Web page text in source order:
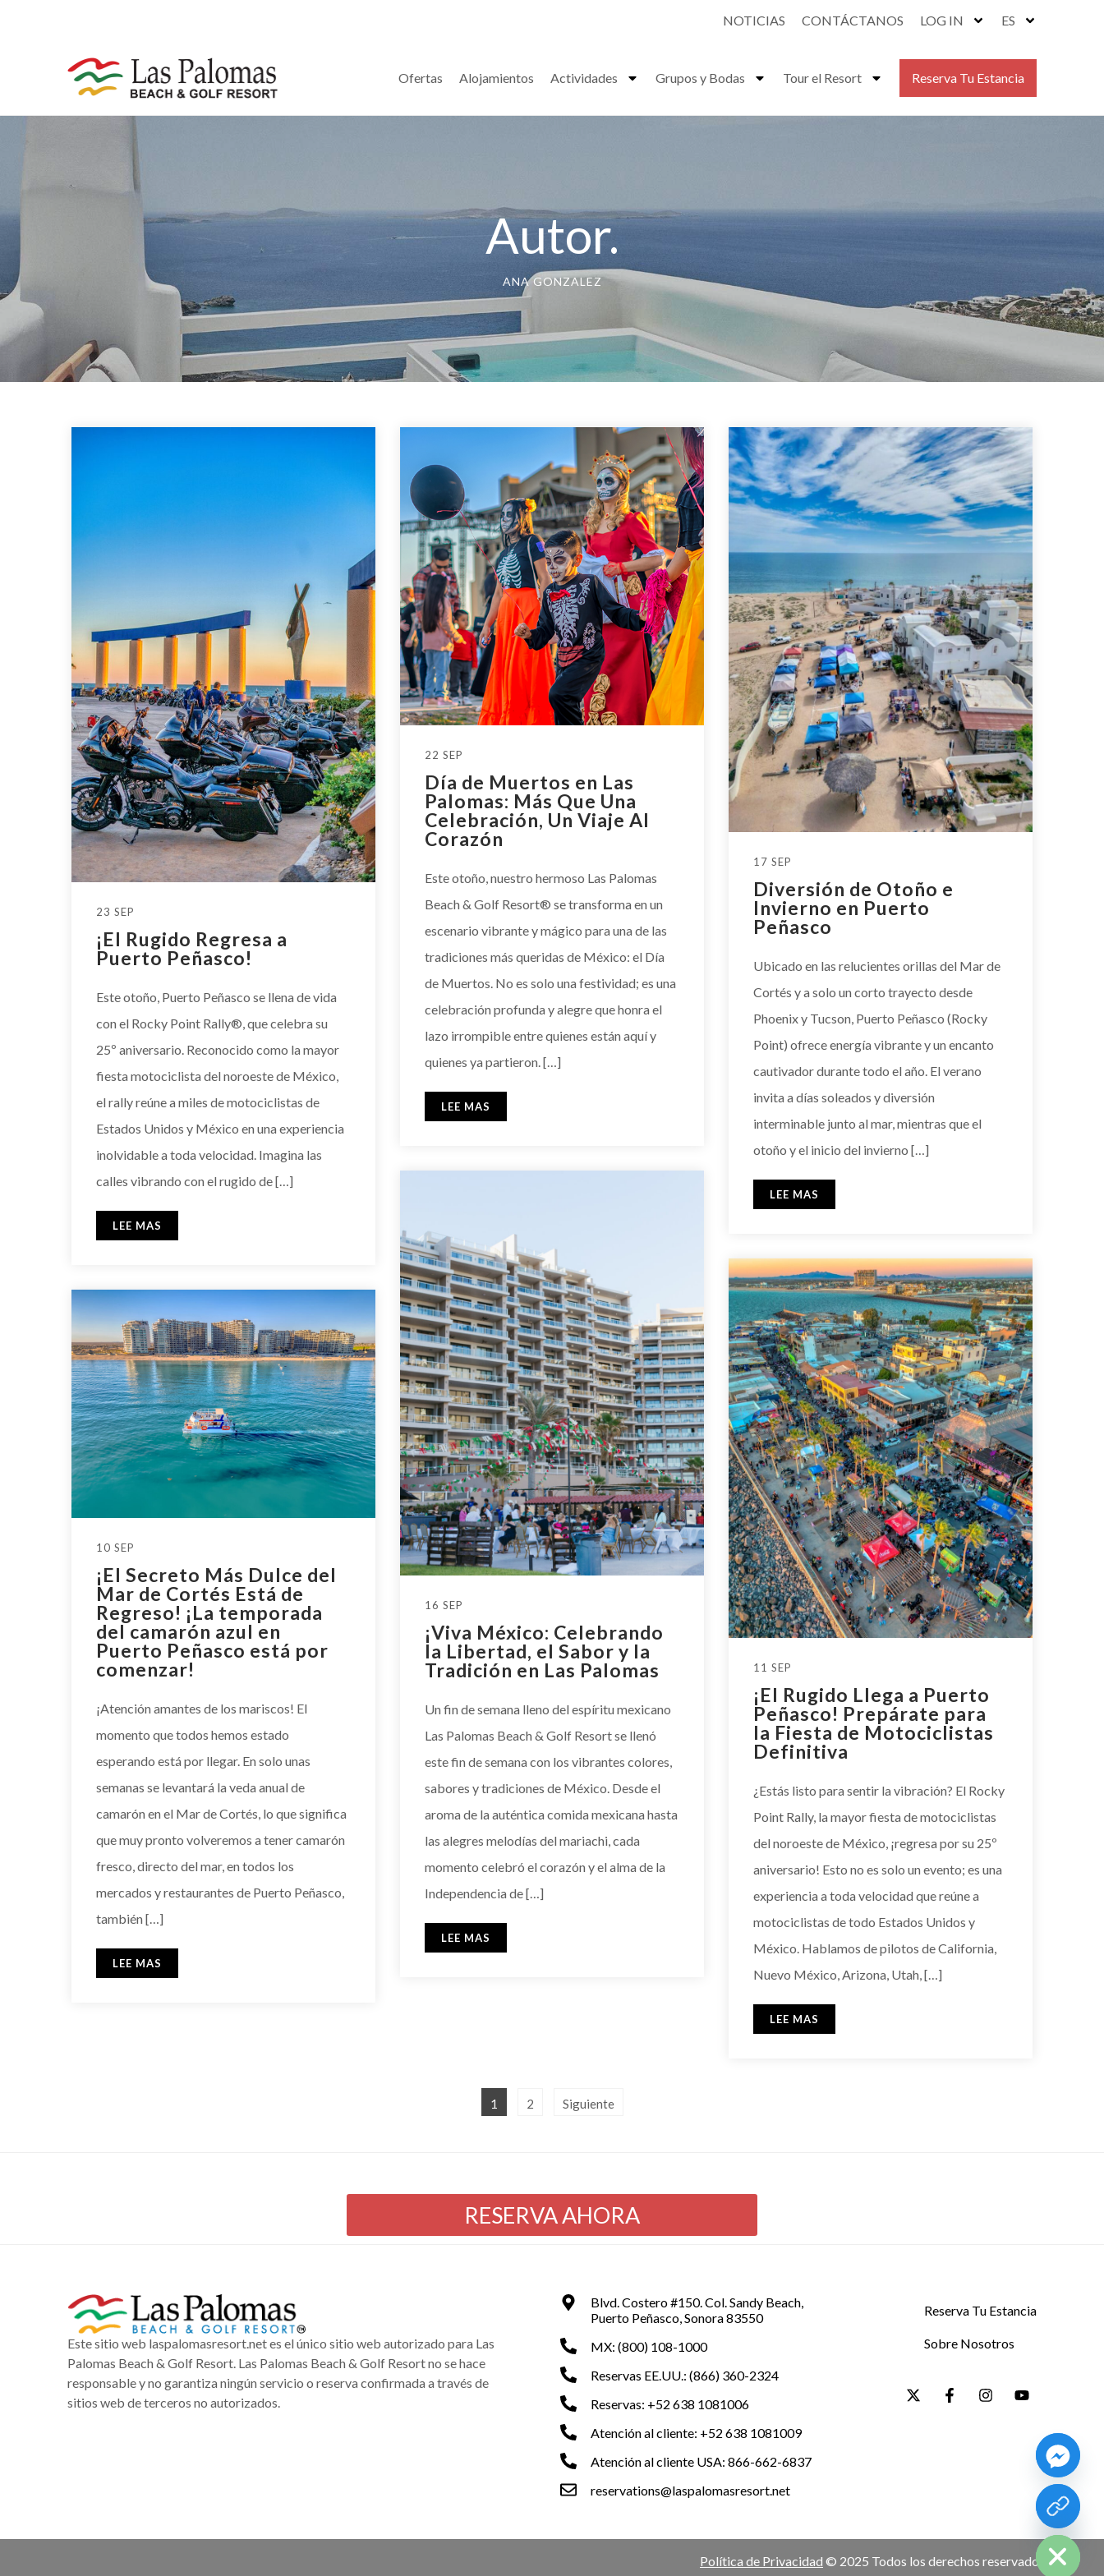
NOTICIAS CONTÁCTANOS LOG IN ES
Ofertas Alojamientos Actividades Grupos y Bodas Tour el Resort Reserva Tu Estancia
Autor.
ANA GONZALEZ
23 SEP
¡El Rugido Regresa a
Puerto Peñasco!
Este otoño, Puerto Peñasco se llena de vida
con el Rocky Point Rally®, que celebra su
25º aniversario. Reconocido como la mayor
fiesta motociclista del noroeste de México,
el rally reúne a miles de motociclistas de
Estados Unidos y México en una experiencia
inolvidable a toda velocidad. Imagina las
calles vibrando con el rugido de […]
LEE MAS
22 SEP
Día de Muertos en Las
Palomas: Más Que Una
Celebración, Un Viaje Al
Corazón
Este otoño, nuestro hermoso Las Palomas
Beach & Golf Resort® se transforma en un
escenario vibrante y mágico para una de las
tradiciones más queridas de México: el Día
de Muertos. No es solo una festividad; es una
celebración profunda y alegre que honra el
lazo irrompible entre quienes están aquí y
quienes ya partieron. […]
LEE MAS
17 SEP
Diversión de Otoño e
Invierno en Puerto
Peñasco
Ubicado en las relucientes orillas del Mar de
Cortés y a solo un corto trayecto desde
Phoenix y Tucson, Puerto Peñasco (Rocky
Point) ofrece energía vibrante y un encanto
cautivador durante todo el año. El verano
invita a días soleados y diversión
interminable junto al mar, mientras que el
otoño y el inicio del invierno […]
LEE MAS
16 SEP
¡Viva México: Celebrando
la Libertad, el Sabor y la
Tradición en Las Palomas
Un fin de semana lleno del espíritu mexicano
Las Palomas Beach & Golf Resort se llenó
este fin de semana con los vibrantes colores,
sabores y tradiciones de México. Desde el
aroma de la auténtica comida mexicana hasta
las alegres melodías del mariachi, cada
momento celebró el corazón y el alma de la
Independencia de […]
LEE MAS
11 SEP
¡El Rugido Llega a Puerto
Peñasco! Prepárate para
la Fiesta de Motociclistas
Definitiva
¿Estás listo para sentir la vibración? El Rocky
Point Rally, la mayor fiesta de motociclistas
del noroeste de México, ¡regresa por su 25º
aniversario! Esto no es solo un evento; es una
experiencia a toda velocidad que reúne a
motociclistas de todo Estados Unidos y
México. Hablamos de pilotos de California,
Nuevo México, Arizona, Utah, […]
LEE MAS
10 SEP
¡El Secreto Más Dulce del
Mar de Cortés Está de
Regreso! ¡La temporada
del camarón azul en
Puerto Peñasco está por
comenzar!
¡Atención amantes de los mariscos! El
momento que todos hemos estado
esperando está por llegar. En solo unas
semanas se levantará la veda anual de
camarón en el Mar de Cortés, lo que significa
que muy pronto volveremos a tener camarón
fresco, directo del mar, en todos los
mercados y restaurantes de Puerto Peñasco,
también […]
LEE MAS
1 2 Siguiente
RESERVA AHORA
Este sitio web laspalomasresort.net es el único sitio web autorizado para Las
Palomas Beach & Golf Resort. Las Palomas Beach & Golf Resort no se hace
responsable y no garantiza ningún servicio o reserva confirmada a través de
sitios web de terceros no autorizados.
Blvd. Costero #150. Col. Sandy Beach,
Puerto Peñasco, Sonora 83550
MX: (800) 108-1000
Reservas EE.UU.: (866) 360-2324
Reservas: +52 638 1081006
Atención al cliente: +52 638 1081009
Atención al cliente USA: 866-662-6837
reservations@laspalomasresort.net
Reserva Tu Estancia
Sobre Nosotros
Política de Privacidad © 2025 Todos los derechos reservados
Hide
chaty